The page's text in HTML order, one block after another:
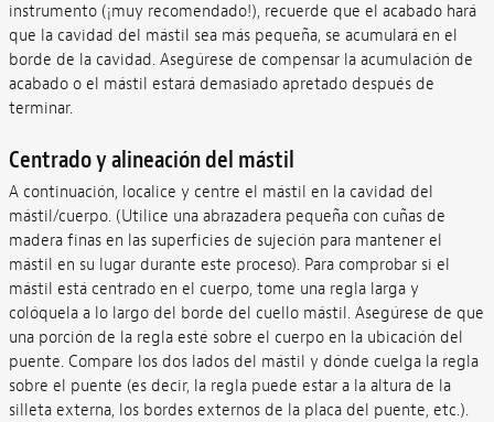
instrumento (¡muy recomendado!), recuerde que el acabado hará
que la cavidad del mástil sea más pequeña, se acumulará en el
borde de la cavidad. Asegúrese de compensar la acumulación de
acabado o el mástil estará demasiado apretado después de
terminar.
Centrado y alineación del mástil
A continuación, localice y centre el mástil en la cavidad del
mástil/cuerpo. (Utilice una abrazadera pequeña con cuñas de
madera finas en las superficies de sujeción para mantener el
mástil en su lugar durante este proceso). Para comprobar si el
mástil está centrado en el cuerpo, tome una regla larga y
colóquela a lo largo del borde del cuello mástil. Asegúrese de que
una porción de la regla esté sobre el cuerpo en la ubicación del
puente. Compare los dos lados del mástil y dónde cuelga la regla
sobre el puente (es decir, la regla puede estar a la altura de la
silleta externa, los bordes externos de la placa del puente, etc.).